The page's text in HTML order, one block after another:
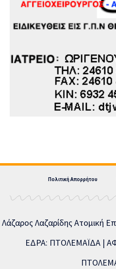
Πολιτική Απορρήτου
Λάζαρος Λαζαρίδης Ατομική
ΕΔΡΑ: ΠΤΟΛΕΜΑΪΔΑ |